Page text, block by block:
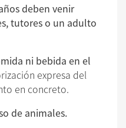
deben venir
tutores o un adulto
ni bebida en el
expresa del
en concreto.
de animales.